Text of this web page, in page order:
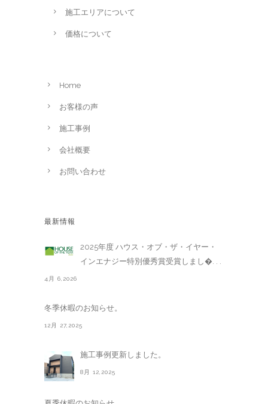
施工エリアについて
価格について
Home
お客様の声
施工事例
会社概要
お問い合わせ
最新情報
2025年度 ハウス・オブ・ザ・イヤー・
インエナジー特別優秀賞受賞しまし�. . .
4月 6,2026
冬季休暇のお知らせ。
12月 27,2025
施工事例更新しました。
8月 12,2025